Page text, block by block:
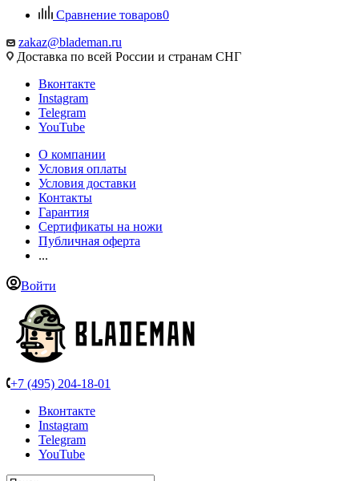
Сравнение товаров0
zakaz@blademan.ru
Доставка по всей России и странам СНГ
Вконтакте
Instagram
Telegram
YouTube
О компании
Условия оплаты
Условия доставки
Контакты
Гарантия
Сертификаты на ножи
Публичная оферта
...
Войти
+7 (495) 204-18-01
Вконтакте
Instagram
Telegram
YouTube